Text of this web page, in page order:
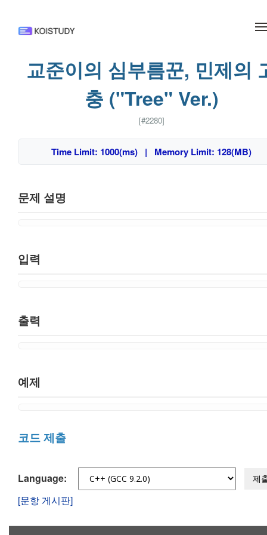
교준이의 심부름꾼, 민제의
충 ("Tree" Ver.)
[#2280]
Time Limit: 1000(ms) | Memory Limit: 128(MB)
문제 설명
입력
출력
예제
코드 제출
Language: 제
[문항 게시판]